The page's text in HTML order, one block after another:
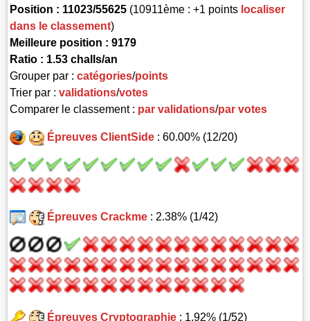
Position : 11023/55625 (10911ème : +1 points localiser
dans le classement)
Meilleure position : 9179
Ratio : 1.53 challs/an
Grouper par :catégories/points
Trier par :validations/votes
Comparer le classement : par validations/par votes
Épreuves ClientSide: 60.00% (12/20)
Épreuves Crackme: 2.38% (1/42)
Épreuves Cryptographie: 1.92% (1/52)